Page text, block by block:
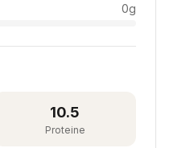
0g
10.5
Proteine